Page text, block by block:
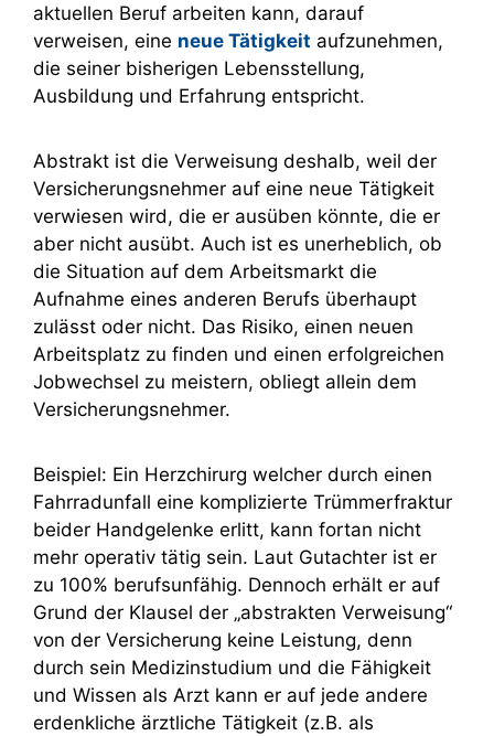
aktuellen Beruf arbeiten kann, darauf
verweisen, eine neue Tätigkeit aufzunehmen,
die seiner bisherigen Lebensstellung,
Ausbildung und Erfahrung entspricht.
Abstrakt ist die Verweisung deshalb, weil der
Versicherungsnehmer auf eine neue Tätigkeit
verwiesen wird, die er ausüben könnte, die er
aber nicht ausübt. Auch ist es unerheblich, ob
die Situation auf dem Arbeitsmarkt die
Aufnahme eines anderen Berufs überhaupt
zulässt oder nicht. Das Risiko, einen neuen
Arbeitsplatz zu finden und einen erfolgreichen
Jobwechsel zu meistern, obliegt allein dem
Versicherungsnehmer.
Beispiel: Ein Herzchirurg welcher durch einen
Fahrradunfall eine komplizierte Trümmerfraktur
beider Handgelenke erlitt, kann fortan nicht
mehr operativ tätig sein. Laut Gutachter ist er
zu 100% berufsunfähig. Dennoch erhält er auf
Grund der Klausel der „abstrakten Verweisung“
von der Versicherung keine Leistung, denn
durch sein Medizinstudium und die Fähigkeit
und Wissen als Arzt kann er auf jede andere
erdenkliche ärztliche Tätigkeit (z.B. als